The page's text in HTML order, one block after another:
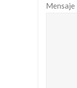
Mensaje